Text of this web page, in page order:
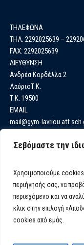
Σεβόμαστε την
Χρησιμοποιούμε cookies
περιήγησής σας, να
περιεχόμενο και να
κλικ στην επιλογή
cookies από εμάς.
ΤΗΛΕΦΩΝΑ
ΤΗΛ: 2292025639 –
FAX: 2292025639
ΔΙΕΥΘΥΝΣΗ
Ανδρέα Κορδέλλα 2
ΛαύριοΤ.Κ.
Τ.Κ. 19500
EMAIL
mail@gym-